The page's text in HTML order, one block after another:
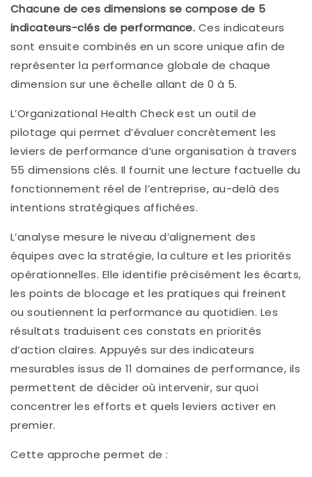
Chacune de ces dimensions se compose de 5
indicateurs-clés de performance. Ces indicateurs
sont ensuite combinés en un score unique afin de
représenter la performance globale de chaque
dimension sur une échelle allant de 0 à 5.
L’Organizational Health Check est un outil de
pilotage qui permet d’évaluer concrètement les
leviers de performance d’une organisation à travers
55 dimensions clés. Il fournit une lecture factuelle du
fonctionnement réel de l’entreprise, au-delà des
intentions stratégiques affichées.
L’analyse mesure le niveau d’alignement des
équipes avec la stratégie, la culture et les priorités
opérationnelles. Elle identifie précisément les écarts,
les points de blocage et les pratiques qui freinent
ou soutiennent la performance au quotidien. Les
résultats traduisent ces constats en priorités
d’action claires. Appuyés sur des indicateurs
mesurables issus de 11 domaines de performance, ils
permettent de décider où intervenir, sur quoi
concentrer les efforts et quels leviers activer en
premier.
Cette approche permet de :